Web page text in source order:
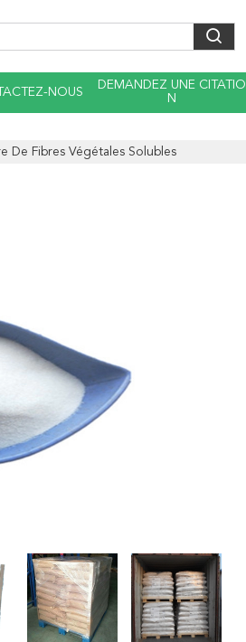
NOUS
DEMANDEZ UNE CITATIO
N
De Fibres Végétales Solubles